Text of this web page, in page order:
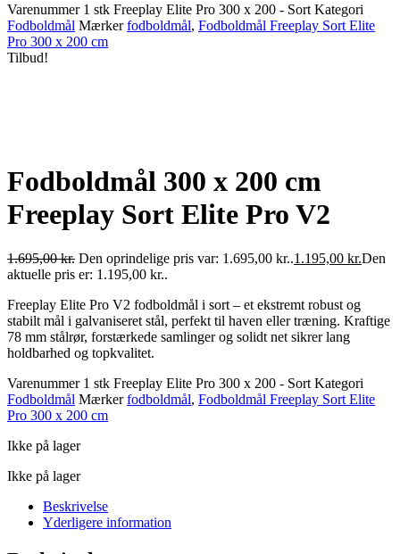
Varenummer 1 stk Freeplay Elite Pro 300 x 200 - Sort Kategori
Fodboldmål Mærker fodboldmål, Fodboldmål Freeplay Sort Elite
Pro 300 x 200 cm
Tilbud!
Fodboldmål 300 x 200 cm
Freeplay Sort Elite Pro V2
1.695,00kr. Den oprindelige pris var: 1.695,00 kr..1.195,00 kr.Den
aktuelle pris er: 1.195,00 kr..
Freeplay Elite Pro V2 fodboldmål i sort – et ekstremt robust og
stabilt mål i galvaniseret stål, perfekt til haven eller træning. Kraftige
78 mm stålrør, forstærkede samlinger og solidt net sikrer lang
holdbarhed og topkvalitet.
Varenummer 1 stk Freeplay Elite Pro 300 x 200 - Sort Kategori
Fodboldmål Mærker fodboldmål, Fodboldmål Freeplay Sort Elite
Pro 300 x 200 cm
Ikke på lager
Ikke på lager
Beskrivelse
Yderligere information